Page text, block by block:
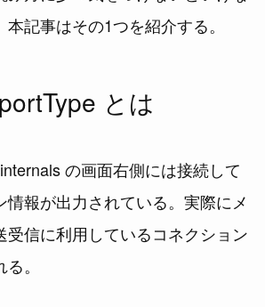
記事はその1つを紹介する。
とは
の画面右側には接続して
情報が出力されている。実際にメ
受信に利用しているコネクション
。